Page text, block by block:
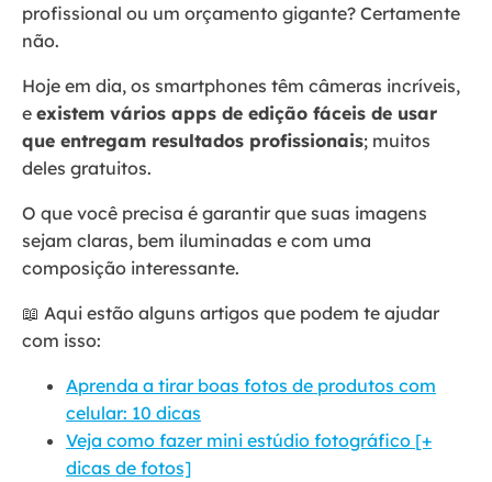
profissional ou um orçamento gigante? Certamente
não.
Hoje em dia, os smartphones têm câmeras incríveis,
e existem vários apps de edição fáceis de usar
que entregam resultados profissionais; muitos
deles gratuitos.
O que você precisa é garantir que suas imagens
sejam claras, bem iluminadas e com uma
composição interessante.
📖 Aqui estão alguns artigos que podem te ajudar
com isso:
Aprenda a tirar boas fotos de produtos com
celular: 10 dicas
Veja como fazer mini estúdio fotográfico [+
dicas de fotos]